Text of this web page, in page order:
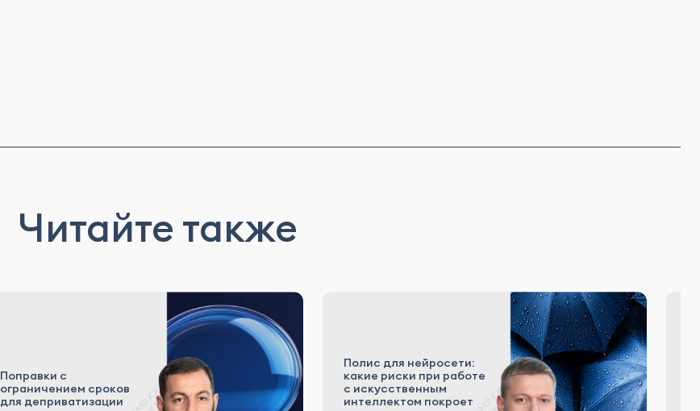
Читайте также
Поправки с
ограничением сроков
для деприватизации
Полис для нейросети:
какие риски при работе
с искусственным
интеллектом покроет